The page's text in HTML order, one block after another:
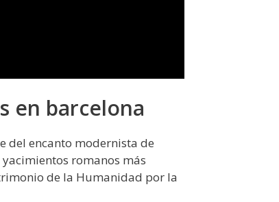
en barcelona
del encanto modernista de
romanos más
de la Humanidad por la